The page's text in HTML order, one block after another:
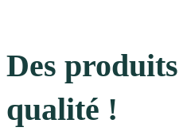
Des
qualité !